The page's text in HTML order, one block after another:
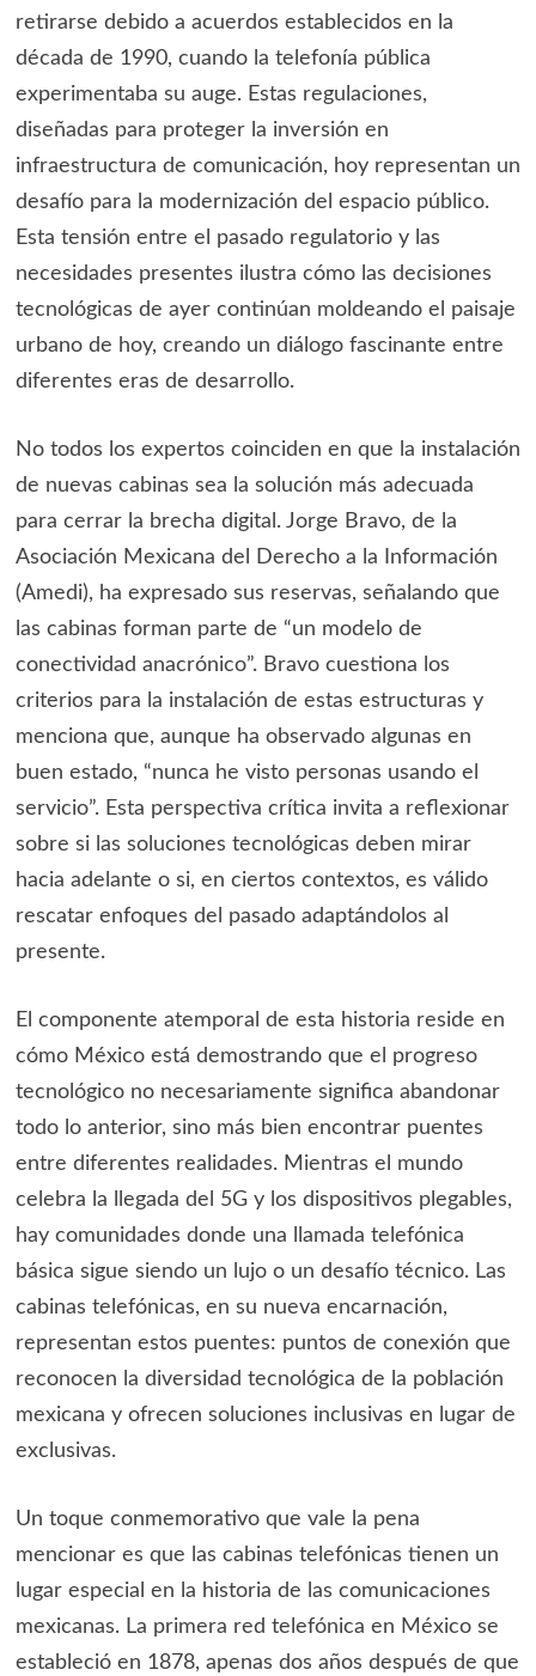
retirarse debido a acuerdos establecidos en la
década de 1990, cuando la telefonía pública
experimentaba su auge. Estas regulaciones,
diseñadas para proteger la inversión en
infraestructura de comunicación, hoy representan un
desafío para la modernización del espacio público.
Esta tensión entre el pasado regulatorio y las
necesidades presentes ilustra cómo las decisiones
tecnológicas de ayer continúan moldeando el paisaje
urbano de hoy, creando un diálogo fascinante entre
diferentes eras de desarrollo.
No todos los expertos coinciden en que la instalación
de nuevas cabinas sea la solución más adecuada
para cerrar la brecha digital. Jorge Bravo, de la
Asociación Mexicana del Derecho a la Información
(Amedi), ha expresado sus reservas, señalando que
las cabinas forman parte de “un modelo de
conectividad anacrónico”. Bravo cuestiona los
criterios para la instalación de estas estructuras y
menciona que, aunque ha observado algunas en
buen estado, “nunca he visto personas usando el
servicio”. Esta perspectiva crítica invita a reflexionar
sobre si las soluciones tecnológicas deben mirar
hacia adelante o si, en ciertos contextos, es válido
rescatar enfoques del pasado adaptándolos al
presente.
El componente atemporal de esta historia reside en
cómo México está demostrando que el progreso
tecnológico no necesariamente significa abandonar
todo lo anterior, sino más bien encontrar puentes
entre diferentes realidades. Mientras el mundo
celebra la llegada del 5G y los dispositivos plegables,
hay comunidades donde una llamada telefónica
básica sigue siendo un lujo o un desafío técnico. Las
cabinas telefónicas, en su nueva encarnación,
representan estos puentes: puntos de conexión que
reconocen la diversidad tecnológica de la población
mexicana y ofrecen soluciones inclusivas en lugar de
exclusivas.
Un toque conmemorativo que vale la pena
mencionar es que las cabinas telefónicas tienen un
lugar especial en la historia de las comunicaciones
mexicanas. La primera red telefónica en México se
estableció en 1878, apenas dos años después de que